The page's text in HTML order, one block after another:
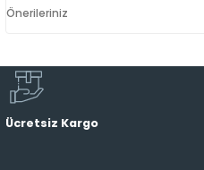
Önerileriniz
Ücretsiz Kargo